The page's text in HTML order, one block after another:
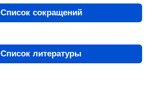
Список сокращений
Список литературы